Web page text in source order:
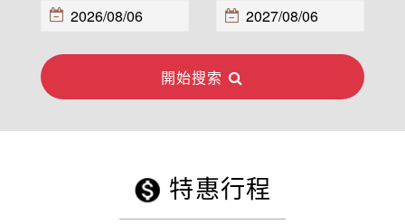
開始搜索
特惠行程